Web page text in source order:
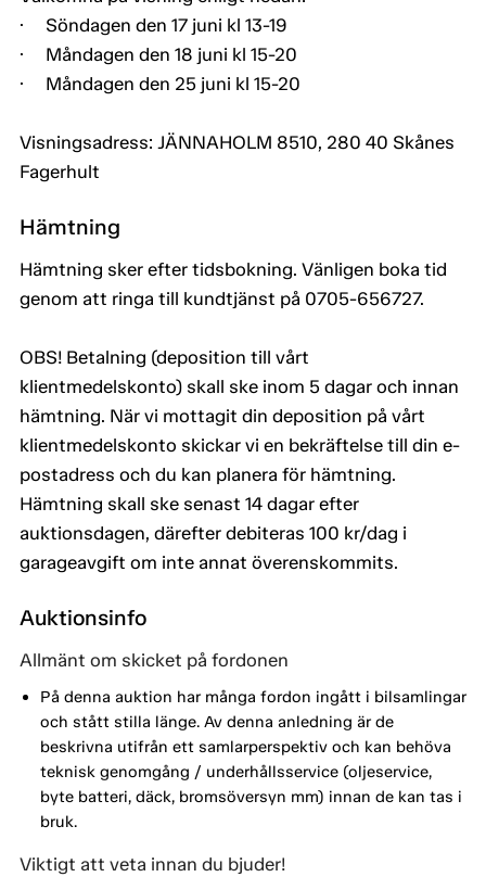
· Söndagen den 17 juni kl 13-19
· Måndagen den 18 juni kl 15-20
· Måndagen den 25 juni kl 15-20
Visningsadress: JÄNNAHOLM 8510, 280 40 Skånes
Fagerhult
Hämtning
Hämtning sker efter tidsbokning. Vänligen boka tid
genom att ringa till kundtjänst på 0705-656727.
OBS! Betalning (deposition till vårt
klientmedelskonto) skall ske inom 5 dagar och innan
hämtning. När vi mottagit din deposition på vårt
klientmedelskonto skickar vi en bekräftelse till din e-
postadress och du kan planera för hämtning.
Hämtning skall ske senast 14 dagar efter
auktionsdagen, därefter debiteras 100 kr/dag i
garageavgift om inte annat överenskommits.
Auktionsinfo
Allmänt om skicket på fordonen
På denna auktion har många fordon ingått i bilsamlingar
och stått stilla länge. Av denna anledning är de
beskrivna utifrån ett samlarperspektiv och kan behöva
teknisk genomgång / underhållsservice (oljeservice,
byte batteri, däck, bromsöversyn mm) innan de kan tas i
bruk.
Viktigt att veta innan du bjuder!